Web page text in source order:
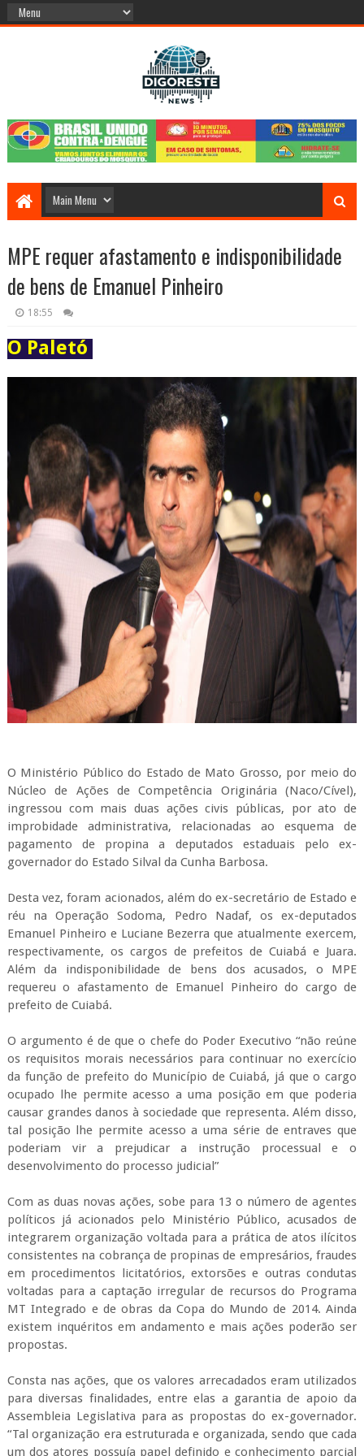
MPE requer afastamento e indisponibilidade
de bens de Emanuel Pinheiro
18:55
O Paletó
O Ministério Público do Estado de Mato Grosso, por meio do
Núcleo de Ações de Competência Originária (Naco/Cível),
ingressou com mais duas ações civis públicas, por ato de
improbidade administrativa, relacionadas ao esquema de
pagamento de propina a deputados estaduais pelo ex-
governador do Estado Silval da Cunha Barbosa.
Desta vez, foram acionados, além do ex-secretário de Estado e
réu na Operação Sodoma, Pedro Nadaf, os ex-deputados
Emanuel Pinheiro e Luciane Bezerra que atualmente exercem,
respectivamente, os cargos de prefeitos de Cuiabá e Juara.
Além da indisponibilidade de bens dos acusados, o MPE
requereu o afastamento de Emanuel Pinheiro do cargo de
prefeito de Cuiabá.
O argumento é de que o chefe do Poder Executivo “não reúne
os requisitos morais necessários para continuar no exercício
da função de prefeito do Município de Cuiabá, já que o cargo
ocupado lhe permite acesso a uma posição em que poderia
causar grandes danos à sociedade que representa. Além disso,
tal posição lhe permite acesso a uma série de entraves que
poderiam vir a prejudicar a instrução processual e o
desenvolvimento do processo judicial”
Com as duas novas ações, sobe para 13 o número de agentes
políticos já acionados pelo Ministério Público, acusados de
integrarem organização voltada para a prática de atos ilícitos
consistentes na cobrança de propinas de empresários, fraudes
em procedimentos licitatórios, extorsões e outras condutas
voltadas para a captação irregular de recursos do Programa
MT Integrado e de obras da Copa do Mundo de 2014. Ainda
existem inquéritos em andamento e mais ações poderão ser
propostas.
Consta nas ações, que os valores arrecadados eram utilizados
para diversas finalidades, entre elas a garantia de apoio da
Assembleia Legislativa para as propostas do ex-governador.
“Tal organização era estruturada e organizada, sendo que cada
um dos atores possuía papel definido e conhecimento parcial